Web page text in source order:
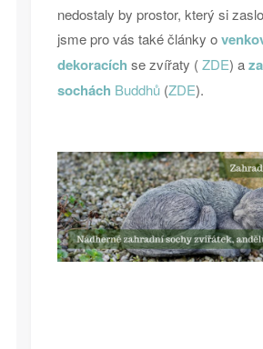
nedostaly by prostor, který si
jsme pro vás také články o
dekoracích se zvířaty ( ZDE) a
sochách Buddhů(ZDE).